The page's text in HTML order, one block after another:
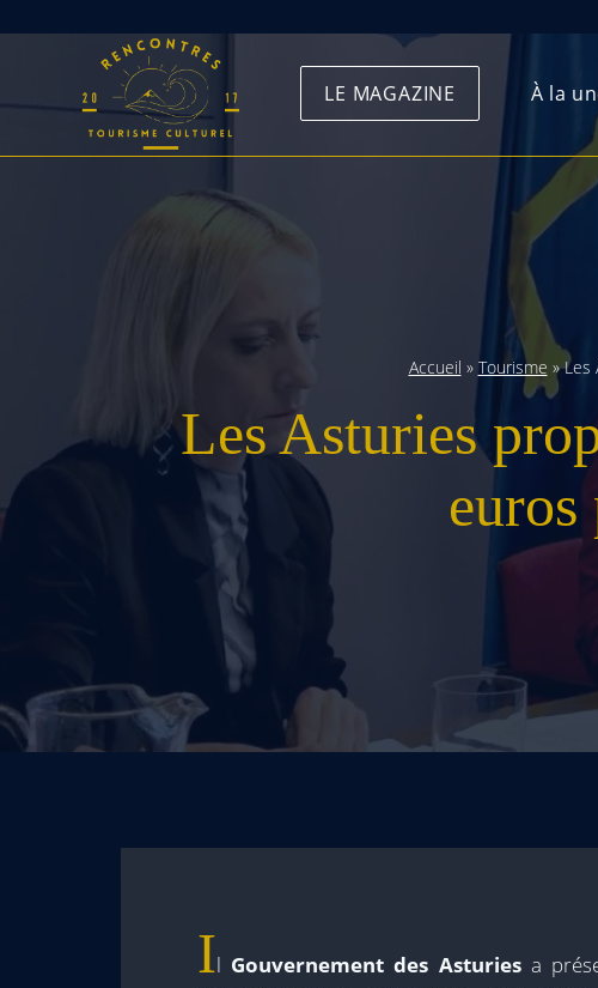
LE MAGAZINE À la
Accueil » Tourisme »Les
Les Asturies
Il Gouvernement des Asturiesa